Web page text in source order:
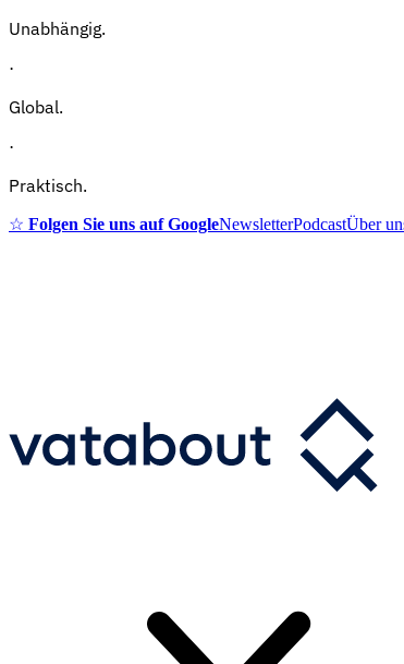
Unabhängig.
·
Global.
·
Praktisch.
☆ Folgen Sie uns auf GoogleNewsletterPodcastÜber